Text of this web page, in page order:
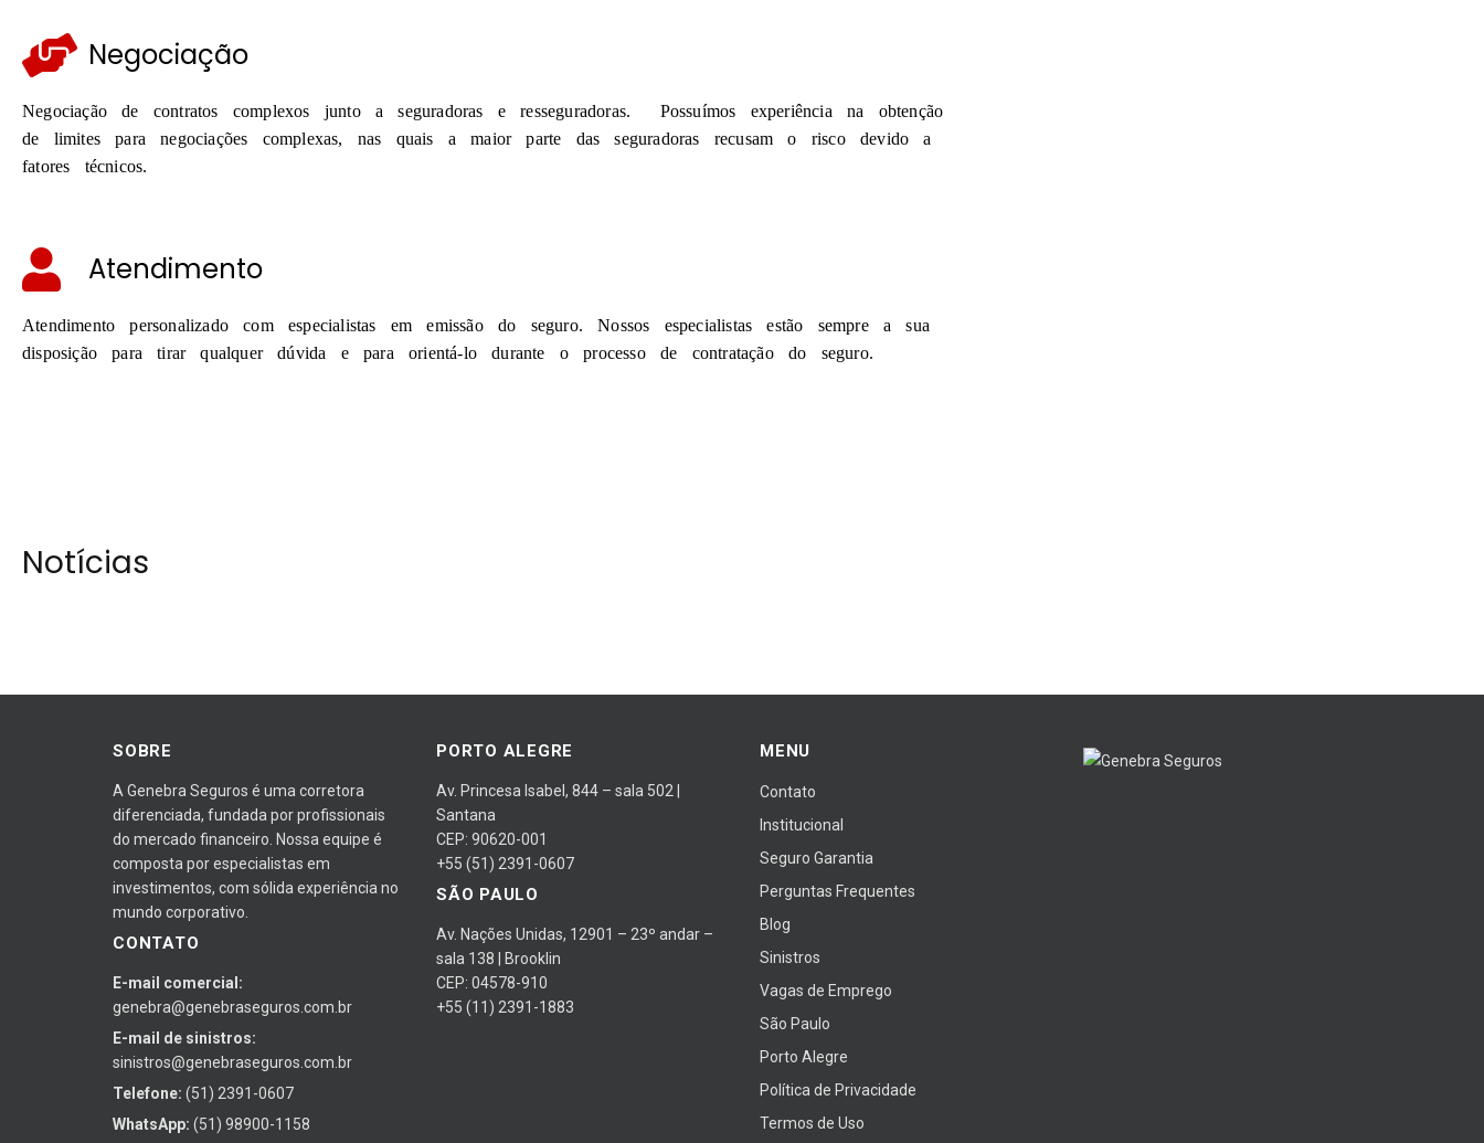
Negociação
Negociação de contratos complexos junto a seguradoras e resseguradoras. Possuímos experiência na obtenção
de limites para negociações complexas, nas quais a maior parte das seguradoras recusam o risco devido a
fatores técnicos.
Atendimento
Atendimento personalizado com especialistas em emissão do seguro. Nossos especialistas estão sempre a sua
disposição para tirar qualquer dúvida e para orientá-lo durante o processo de contratação do seguro.
Notícias
SOBRE
A Genebra Seguros é uma corretora
diferenciada, fundada por profissionais
do mercado financeiro. Nossa equipe é
composta por especialistas em
investimentos, com sólida experiência no
mundo corporativo.
CONTATO
E-mail comercial:
genebra@genebraseguros.com.br
E-mail de sinistros:
sinistros@genebraseguros.com.br
Telefone: (51) 2391-0607
WhatsApp: (51) 98900-1158
PORTO ALEGRE
Av. Princesa Isabel, 844 – sala 502 |
Santana
CEP: 90620-001
+55 (51) 2391-0607
SÃO PAULO
Av. Nações Unidas, 12901 – 23º andar –
sala 138 | Brooklin
CEP: 04578-910
+55 (11) 2391-1883
MENU
Contato
Institucional
Seguro Garantia
Perguntas Frequentes
Blog
Sinistros
Vagas de Emprego
São Paulo
Porto Alegre
Política de Privacidade
Termos de Uso